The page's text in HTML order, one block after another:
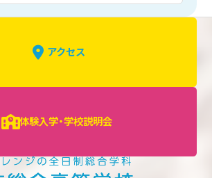
アクセス
体験入学・学校説明会